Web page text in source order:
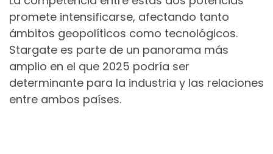
promete intensificarse, afectando tanto
ámbitos geopolíticos como tecnológicos.
Stargate es parte de un panorama más
amplio en el que 2025 podría ser
determinante para la industria y las relaciones
entre ambos países.